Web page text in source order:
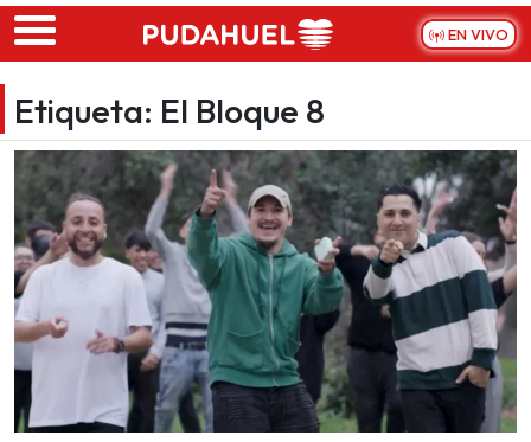
Skip to main content
EN VIVO
Etiqueta: El Bloque 8